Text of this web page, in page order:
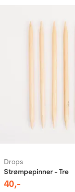
Drops
Strømpepinner - Tre
40,-